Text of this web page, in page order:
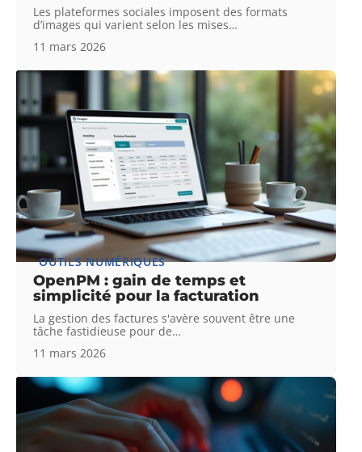
Les plateformes sociales imposent des formats
d’images qui varient selon les mises…
11 mars 2026
OUTILS NUMÉRIQUES
OpenPM : gain de temps et
simplicité pour la facturation
La gestion des factures s'avère souvent être une
tâche fastidieuse pour de…
11 mars 2026